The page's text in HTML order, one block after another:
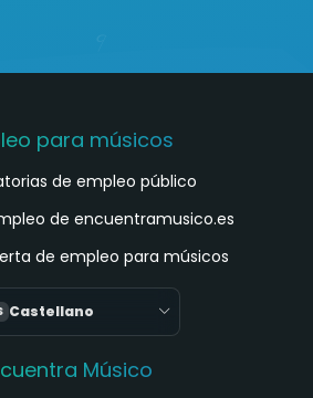
para músicos
de empleo público
de encuentramusico.es
de empleo para músicos
Castellano
Músico